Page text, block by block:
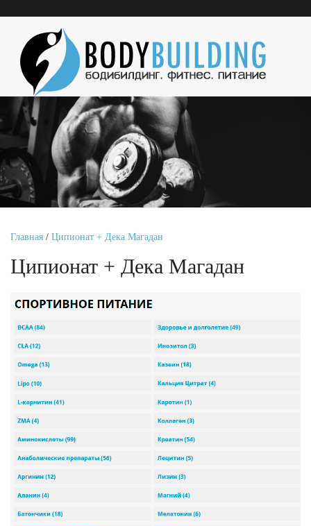
Главная / Ципионат + Дека Магадан
Ципионат + Дека Магадан